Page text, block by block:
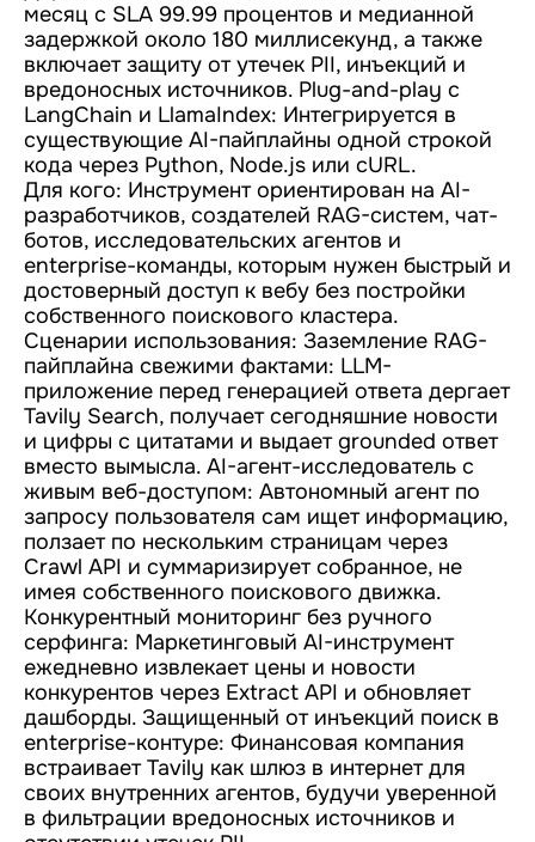
месяц с SLA 99.99 процентов и медианной
задержкой около 180 миллисекунд, а также
включает защиту от утечек PII, инъекций и
вредоносных источников. Plug-and-play с
LangChain и LlamaIndex: Интегрируется в
существующие AI-пайплайны одной строкой
кода через Python, Node.js или cURL.
Для кого: Инструмент ориентирован на AI-
разработчиков, создателей RAG-систем, чат-
ботов, исследовательских агентов и
enterprise-команды, которым нужен быстрый и
достоверный доступ к вебу без постройки
собственного поискового кластера.
Сценарии использования: Заземление RAG-
пайплайна свежими фактами: LLM-
приложение перед генерацией ответа дергает
Tavily Search, получает сегодняшние новости
и цифры с цитатами и выдает grounded ответ
вместо вымысла. AI-агент-исследователь с
живым веб-доступом: Автономный агент по
запросу пользователя сам ищет информацию,
ползает по нескольким страницам через
Crawl API и суммаризирует собранное, не
имея собственного поискового движка.
Конкурентный мониторинг без ручного
серфинга: Маркетинговый AI-инструмент
ежедневно извлекает цены и новости
конкурентов через Extract API и обновляет
дашборды. Защищенный от инъекций поиск в
enterprise-контуре: Финансовая компания
встраивает Tavily как шлюз в интернет для
своих внутренних агентов, будучи уверенной
в фильтрации вредоносных источников и